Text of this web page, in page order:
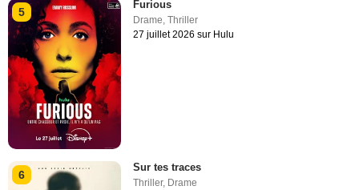
5
Furious
Drame,Thriller
27 juillet 2026 sur Hulu
6
Sur tes traces
Thriller, Drame